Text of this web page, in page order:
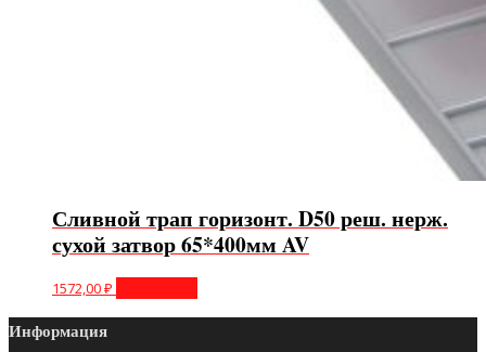
Сливной трап горизонт. D50 реш. нерж.
сухой затвор 65*400мм AV
1572,00₽
Информация